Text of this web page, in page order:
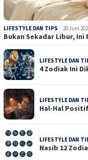
LIFESTYLE DAN TIPS 20 Juni
Bukan Sekadar Libur,
LIFESTYLE DAN
4 Zodiak Ini
LIFESTYLE DAN
Hal-Hal
LIFESTYLE DAN
Nasib 12